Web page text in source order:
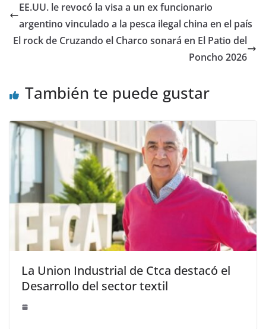
EE.UU. le revocó la visa a un ex funcionario
argentino vinculado a la pesca ilegal china en el país
El rock de Cruzando el Charco sonará en El Patio del
Poncho 2026
También te puede gustar
La Union Industrial de Ctca destacó el
Desarrollo del sector textil